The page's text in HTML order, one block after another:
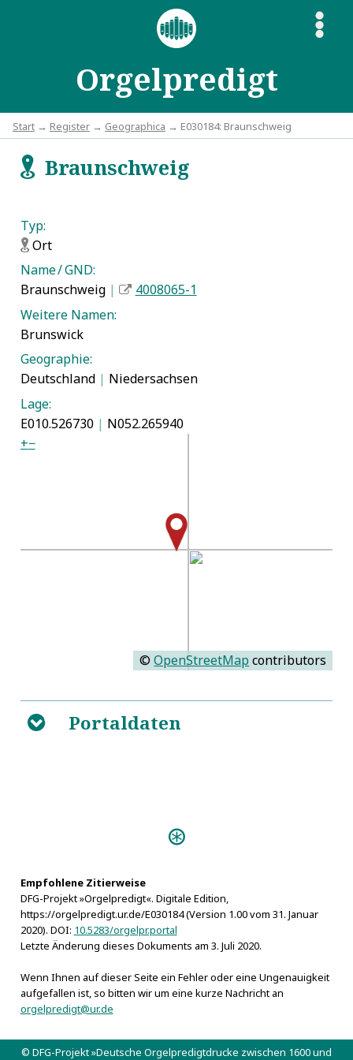
Orgelpredigt
S
Start → Register → Geographica → E030184: Braunschweig
fBraunschweig
Typ:
fOrt
Name / GND:
Braunschweig |
4008065-1
Weitere Namen:
Brunswick
Geographie:
Deutschland | Niedersachsen
Lage:
E010.526730 | N052.265940
+−
©OpenStreetMap contributors
B Portaldaten
Organo-Praxis Mystica (Görlitz 1689)
1696)
Organi Laudes (Plauen 1685)
Corona Templi (Nürnberg
1621)
Arndt, Johann
Chemnitz, Martin
Gebhardi, Johann Albert
Empfohlene Zitierweise
DFG-Projekt »Orgelpredigt«. Digitale Edition,
https://orgelpredigt.ur.de/E030184 (Version 1.00 vom 31. Januar
2020). DOI: 10.5283/orgelpr.portal
Letzte Änderung dieses Dokuments am 3. Juli 2020.
Wenn Ihnen auf dieser Seite ein Fehler oder eine Ungenauigkeit
aufgefallen ist, so bitten wir um eine kurze Nachricht an
orgelpredigt@ur.de
© DFG-Projekt »Deutsche Orgelpredigtdrucke zwischen 1600 und